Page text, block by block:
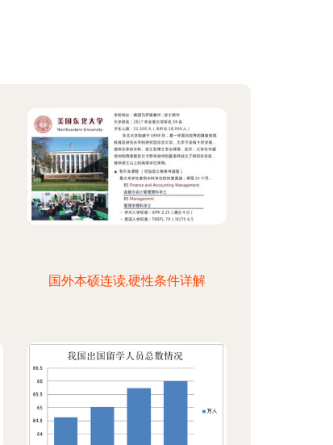
国外本硕连读,硬性条件详解